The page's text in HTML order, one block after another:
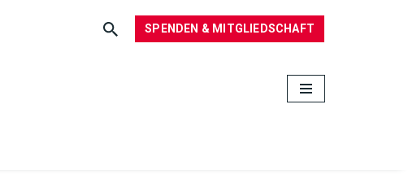
SPENDEN & MITGLIEDSCHAFT